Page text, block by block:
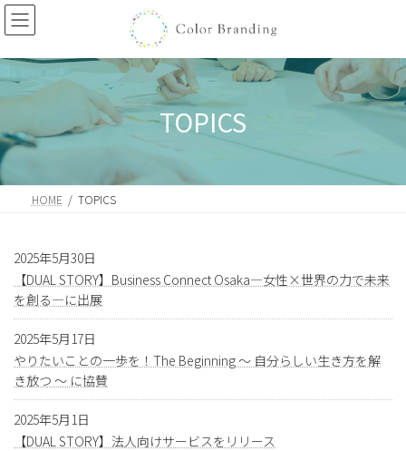
コ
ン
ン
ツ
へ
キ
ッ
ナ
ビ
ー
シ
ョ
に
移
TOPICS
HOME TOPICS
2025年5月30日
【DUAL STORY】Business Connect Osaka―女性×世界の力で未来
を創る―に出展
2025年5月17日
やりたいことの一歩を！The Beginning 〜 自分らしい生き方を解
き放つ 〜 に協賛
2025年5月1日
【DUAL STORY】法人向けサービスをリリース